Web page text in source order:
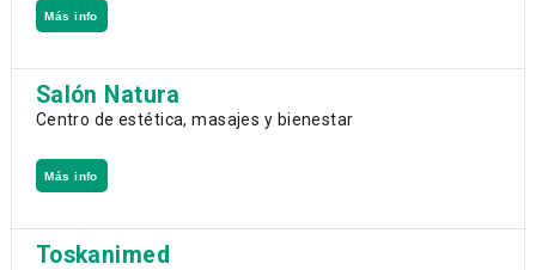
Más info
Salón Natura
Centro de estética, masajes y bienestar
Más info
Toskanimed